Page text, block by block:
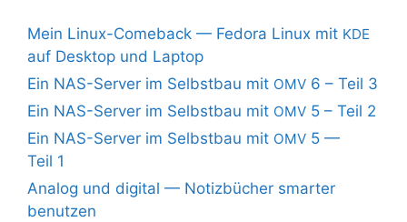
Mein Linux-Comeback — Fedora Linux mit KDE
auf Desktop und Laptop
Ein NAS-Server im Selbstbau mit OMV 6 – Teil 3
Ein NAS-Server im Selbstbau mit OMV 5 – Teil 2
Ein NAS-Server im Selbstbau mit OMV 5 —
Teil 1
Analog und digital — Notizbücher smarter
benutzen